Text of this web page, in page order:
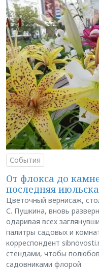
События
От флокса до
последняя
Цветочный вернисаж,
С. Пушкина, вновь
одаривая всех
палитры садовых и
корреспондент
стендами, чтобы
садовниками флорой